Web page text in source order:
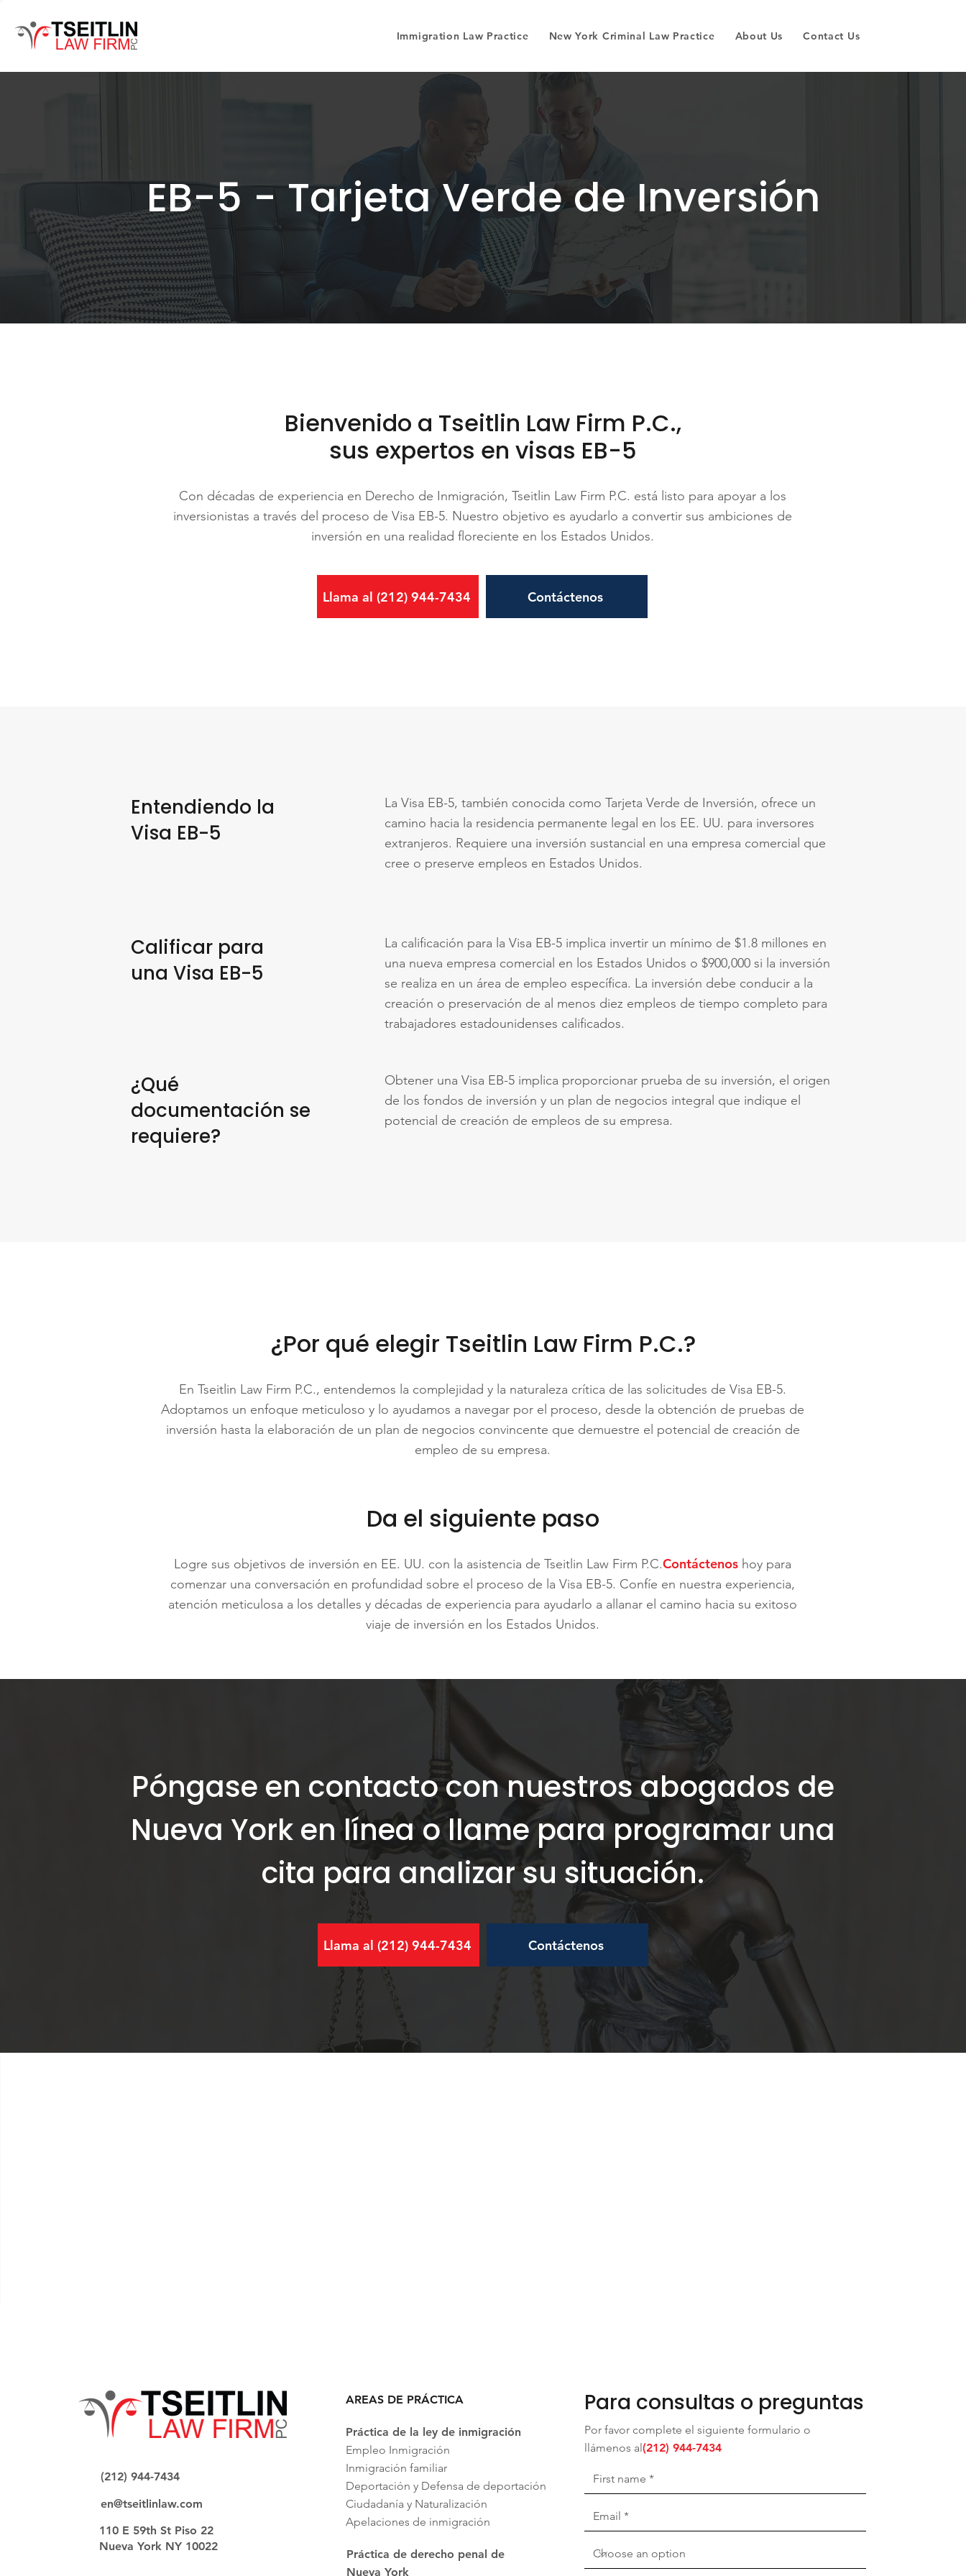
Immigration Law Practice New York Criminal Law Practice About Us Contact Us
EB-5 - Tarjeta Verde de Inversión
Bienvenido a Tseitlin Law Firm P.C.,
sus expertos en visas EB-5
Con décadas de experiencia en Derecho de Inmigración, Tseitlin Law Firm P.C. está listo para apoyar a los
inversionistas a través del proceso de Visa EB-5. Nuestro objetivo es ayudarlo a convertir sus ambiciones de
inversión en una realidad floreciente en los Estados Unidos.
Llama al (212) 944-7434 Contáctenos
Entendiendo la
Visa EB-5
La Visa EB-5, también conocida como Tarjeta Verde de Inversión, ofrece un
camino hacia la residencia permanente legal en los EE. UU. para inversores
extranjeros. Requiere una inversión sustancial en una empresa comercial que
cree o preserve empleos en Estados Unidos.
Calificar para
una Visa EB-5
La calificación para la Visa EB-5 implica invertir un mínimo de $1.8 millones en
una nueva empresa comercial en los Estados Unidos o $900,000 si la inversión
se realiza en un área de empleo específica. La inversión debe conducir a la
creación o preservación de al menos diez empleos de tiempo completo para
trabajadores estadounidenses calificados.
¿Qué
documentación se
requiere?
Obtener una Visa EB-5 implica proporcionar prueba de su inversión, el origen
de los fondos de inversión y un plan de negocios integral que indique el
potencial de creación de empleos de su empresa.
¿Por qué elegir Tseitlin Law Firm P.C.?
En Tseitlin Law Firm P.C., entendemos la complejidad y la naturaleza crítica de las solicitudes de Visa EB-5.
Adoptamos un enfoque meticuloso y lo ayudamos a navegar por el proceso, desde la obtención de pruebas de
inversión hasta la elaboración de un plan de negocios convincente que demuestre el potencial de creación de
empleo de su empresa.
Da el siguiente paso
Logre sus objetivos de inversión en EE. UU. con la asistencia de Tseitlin Law Firm P.C.Contáctenos hoy para
comenzar una conversación en profundidad sobre el proceso de la Visa EB-5. Confíe en nuestra experiencia,
atención meticulosa a los detalles y décadas de experiencia para ayudarlo a allanar el camino hacia su exitoso
viaje de inversión en los Estados Unidos.
Póngase en contacto con nuestros abogados de
Nueva York en línea o llame para programar una
cita para analizar su situación.
Llama al (212) 944-7434 Contáctenos
(212) 944-7434
en@tseitlinlaw.com
110 E 59th St Piso 22
Nueva York NY 10022
AREAS DE PRÁCTICA
Práctica de la ley de inmigración
Empleo Inmigración
Inmigración familiar
Deportación y Defensa de deportación
Ciudadanía y Naturalización
Apelaciones de inmigración
Práctica de derecho penal de
Nueva York
Para consultas o preguntas
Por favor complete el siguiente formulario o
llámenos al(212) 944-7434